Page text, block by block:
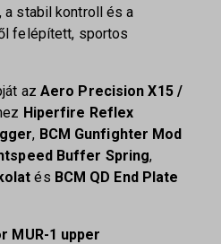
a stabil kontroll és a
felépített, sportos
az Aero Precision X15 /
Hiperfire Reflex
, BCM Gunfighter Mod
Buffer Spring,
és BCM QD End Plate
MUR-1 upper